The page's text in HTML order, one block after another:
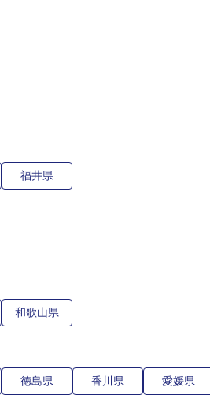
福井県
和歌山県
徳島県 香川県 愛媛県